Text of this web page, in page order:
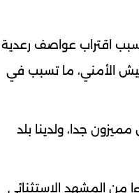
اقتراب عواصف رعدية
الأمني، ما تسبب في
جدا، ولدينا بلد
من المشهد الاستثنائي